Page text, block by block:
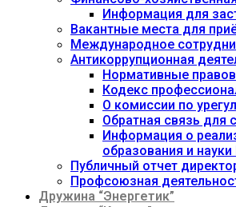
Информация для
Вакантные места для
Международное
Антикоррупционная
Нормативные
Кодекс
О комиссии по
Обратная связь для
Информация о
образования и
Публичный отчет
Профсоюзная
Дружина “Энергетик”